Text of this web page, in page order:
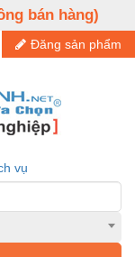
bán hàng)
Đăng sản phẩm
vụ